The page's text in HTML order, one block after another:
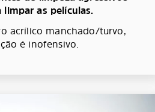
as películas.
acrílico manchado/turvo,
é inofensivo.